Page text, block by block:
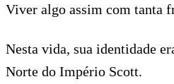
Viver algo assim com tanta
Nesta vida, sua identidade
Norte do Império Scott.